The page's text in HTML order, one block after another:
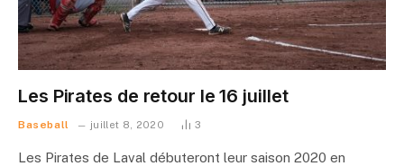
Les Pirates de retour le 16 juillet
Baseball juillet 8, 2020 3
Les Pirates de Laval débuteront leur saison 2020 en